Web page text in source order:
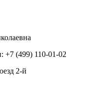
+7 (499) 110-01-02
2-й